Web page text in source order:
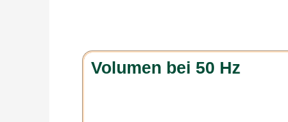
Volumen bei 50 Hz